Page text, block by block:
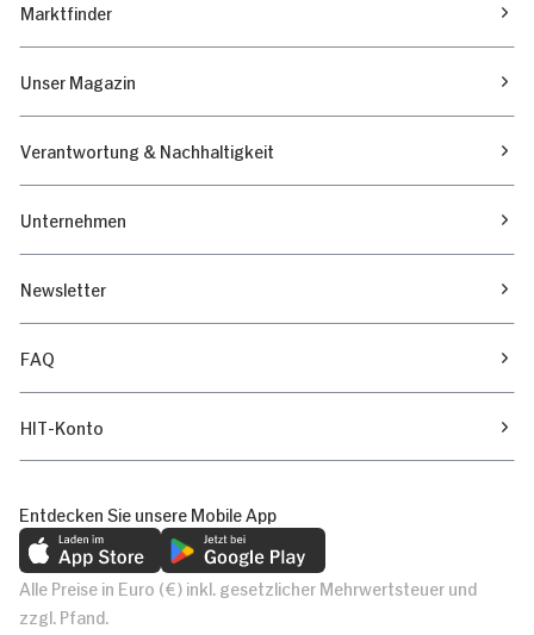
Marktfinder
Unser Magazin
Verantwortung & Nachhaltigkeit
Unternehmen
Newsletter
FAQ
HIT-Konto
Entdecken Sie unsere Mobile App
Alle Preise in Euro (€) inkl. gesetzlicher Mehrwertsteuer und
zzgl. Pfand.